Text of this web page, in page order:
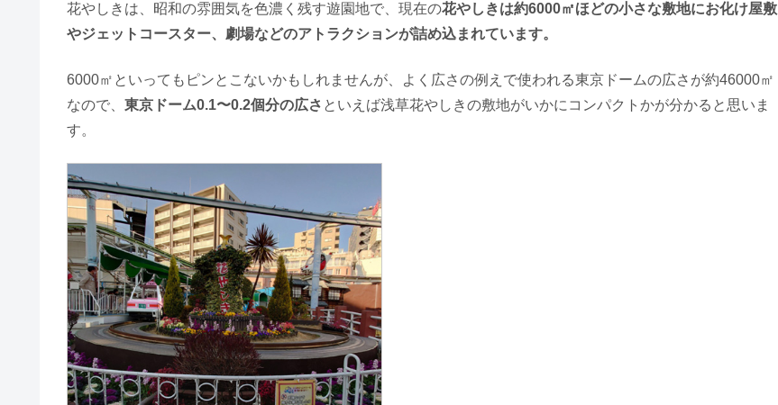
花やしきは、昭和の雰囲気を色濃く残す遊園地で、現在の花やしきは約6000㎡ほどの小さな敷地にお化け屋敷
やジェットコースター、劇場などのアトラクションが詰め込まれています。
6000㎡といってもピンとこないかもしれませんが、よく広さの例えで使われる東京ドームの広さが約46000㎡
なので、 東京ドーム0.1〜0.2個分の広さ といえば浅草花やしきの敷地がいかにコンパクトかが分かると思いま
す。